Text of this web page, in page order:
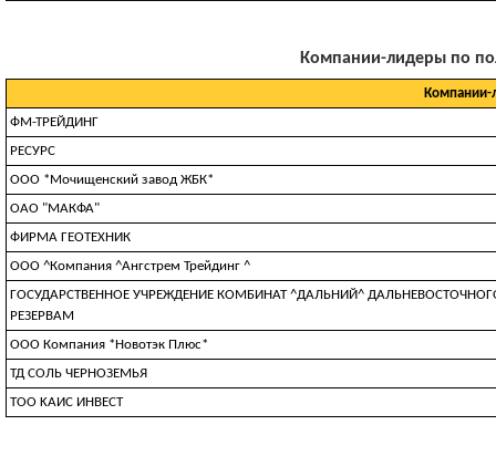
Компании-лидеры по
ФМ-ТРЕЙДИНГ
РЕСУРС
ООО *Мочищенский завод ЖБК*
ОАО "МАКФА"
ФИРМА ГЕОТЕХНИК
ООО ^Компания ^Ангстрем Трейдинг ^
ГОСУДАРСТВЕННОЕ УЧРЕЖДЕНИЕ КОМБИНАТ ^ДАЛЬНИЙ^
РЕЗЕРВАМ
ООО Компания *Новотэк Плюс*
ТД СОЛЬ ЧЕРНОЗЕМЬЯ
TOO KAИC ИHBECT